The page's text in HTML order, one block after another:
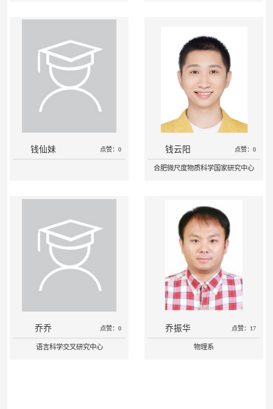
钱仙妹 点赞：0 钱云阳 点赞：0
合肥微尺度物质科学国家研究中心
乔乔 点赞：0
语言科学交叉研究中心
乔振华 点赞：17
物理系